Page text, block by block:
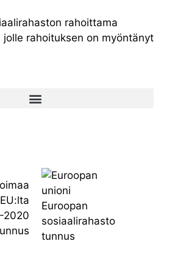
rahoittama
rahoituksen on myöntänyt